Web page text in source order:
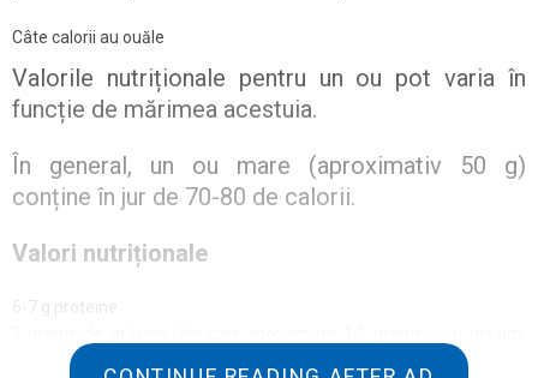
Câte calorii au ouăle
Valorile nutriționale pentru un ou pot varia în
funcție de mărimea acestuia.
În general, un ou mare (aproximativ 50 g)
conține în jur de 70-80 de calorii.
Valori nutriționale
6-7 g proteine
saturate)